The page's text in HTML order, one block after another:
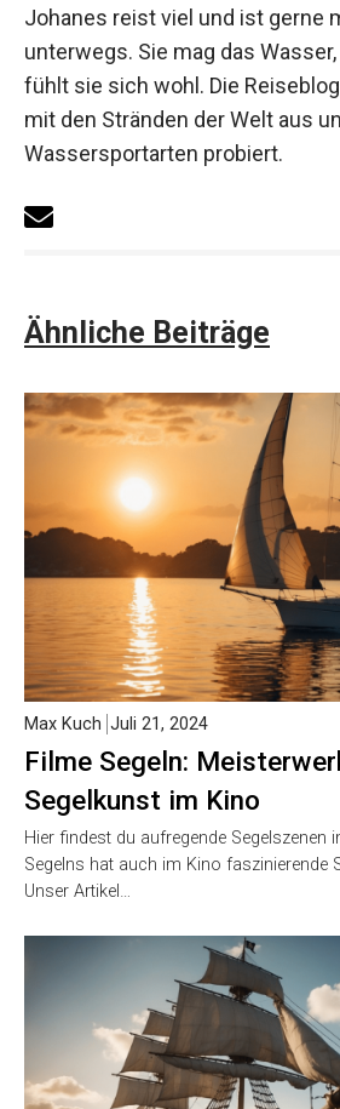
Johanes reist viel und ist gerne
unterwegs. Sie mag das
fühlt sie sich wohl. Die
mit den Stränden der Welt aus
Wassersportarten probiert.
Ähnliche Beiträge
Filme Segeln:
Segelkunst im Kino
Max Kuch Juli 21, 2024
Hier findest du aufregende Segelszenen
Segelns hat auch im Kino faszinierende
Unser Artikel…